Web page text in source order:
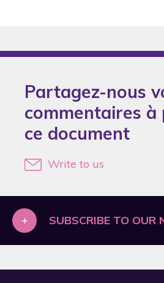
2014
2015
2016
2020
2021
Partagez-nous
commentaires à
ce document
Write to us
+ SUBSCRIBE TO OUR